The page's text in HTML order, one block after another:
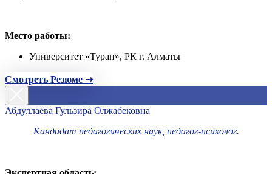
Место работы:
Университет «Туран», РК г. Алматы
Смотреть Резюме ➝
Абдуллаева Гульзира Олжабековна
Кандидат педагогических наук, педагог-психолог.